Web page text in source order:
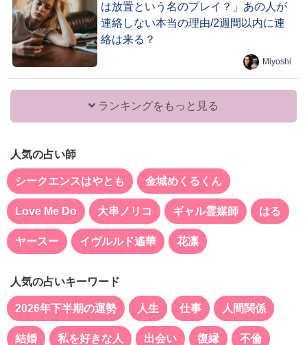
は放置という名のプレイ？」あの人が
連絡しない本当の理由/2週間以内に連
絡は来る？
Miyoshi
ランキングをもっと見る
人気の占い師
シークエンスはやとも 金城めくるくん
Love Me Do 大串ノリコ ギャル霊媒師 はる
ヤースー イヴルルド遙華 花凛
人気の占いキーワード
2026年下半期の運勢 人生 仕事 人間関係
結婚 私を好きな人 出会い 復縁 不倫